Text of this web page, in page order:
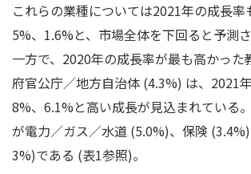
これらの業種については2021年の成長率
5%、1.6%と、市場全体を下回ると予測さ
一方で、2020年の成長率が最も高かっ
府官公庁／地方自治体 (4.3%) は、2021
8%、6.1%と高い成長が見込まれている
が電力／ガス／水道 (5.0%)、保険
3%)である (表1参照)。